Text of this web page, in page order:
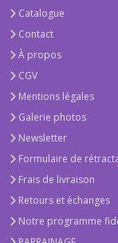
Catalogue
Contact
À propos
CGV
Mentions légales
Galerie photos
Newsletter
Formulaire de
Frais de livraison
Retours et échanges
Notre programme